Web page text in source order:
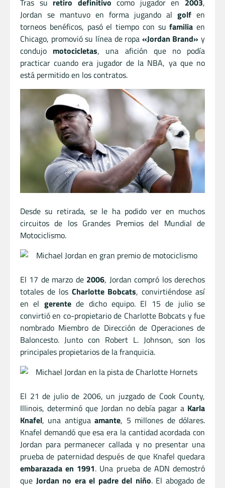
Jordan se mantuvo en forma jugando al golf en
torneos benéficos, pasó el tiempo con sufamilia en
Chicago, promovió su línea de ropa «Jordan Brand» y
condujo motocicletas, una afición que no podía
practicar cuando era jugador de la NBA, ya que no
está permitido en los contratos.
Desde su retirada, se le ha podido ver en muchos
circuitos de los Grandes Premios del Mundial de
Motociclismo.
El 17 de marzo de 2006, Jordan compró los derechos
totales de los Charlotte Bobcats, convirtiéndose así
en el gerentede dicho equipo. El 15 de julio se
convirtió en co-propietario de Charlotte Bobcats y fue
nombrado Miembro de Dirección de Operaciones de
Baloncesto. Junto con Robert L. Johnson, son los
principales propietarios de la franquicia.
El 21 de julio de 2006, un juzgado de Cook County,
Illinois, determinó que Jordan no debía pagar a Karla
Knafel, una antiguaamante, 5 millones de dólares.
Knafel demandó que esa era la cantidad acordada con
Jordan para permanecer callada y no presentar una
prueba de paternidad después de que Knafel quedara
embarazada en 1991. Una prueba de ADN demostró
que Jordan no era el padre del niño. El abogado de